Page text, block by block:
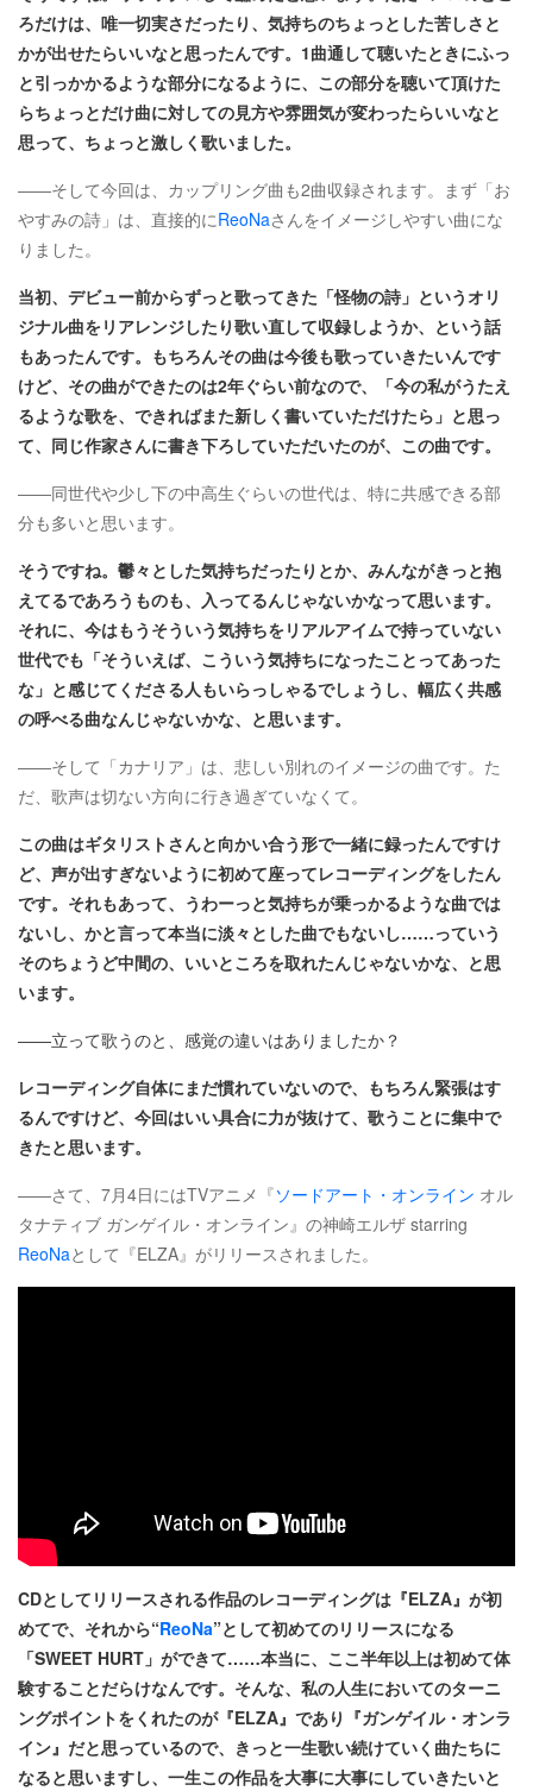
ろだけは、唯一切実さだったり、気持ちのちょっとした苦しさと
かが出せたらいいなと思ったんです。1曲通して聴いたときにふっ
と引っかかるような部分になるように、この部分を聴いて頂けた
らちょっとだけ曲に対しての見方や雰囲気が変わったらいいなと
思って、ちょっと激しく歌いました。
――そして今回は、カップリング曲も2曲収録されます。まず「お
やすみの詩」は、直接的にReoNaさんをイメージしやすい曲にな
りました。
当初、デビュー前からずっと歌ってきた「怪物の詩」というオリ
ジナル曲をリアレンジしたり歌い直して収録しようか、という話
もあったんです。もちろんその曲は今後も歌っていきたいんです
けど、その曲ができたのは2年ぐらい前なので、「今の私がうたえ
るような歌を、できればまた新しく書いていただけたら」と思っ
て、同じ作家さんに書き下ろしていただいたのが、この曲です。
――同世代や少し下の中高生ぐらいの世代は、特に共感できる部
分も多いと思います。
そうですね。鬱々とした気持ちだったりとか、みんながきっと抱
えてるであろうものも、入ってるんじゃないかなって思います。
それに、今はもうそういう気持ちをリアルアイムで持っていない
世代でも「そういえば、こういう気持ちになったことってあった
な」と感じてくださる人もいらっしゃるでしょうし、幅広く共感
の呼べる曲なんじゃないかな、と思います。
――そして「カナリア」は、悲しい別れのイメージの曲です。た
だ、歌声は切ない方向に行き過ぎていなくて。
この曲はギタリストさんと向かい合う形で一緒に録ったんですけ
ど、声が出すぎないように初めて座ってレコーディングをしたん
です。それもあって、うわーっと気持ちが乗っかるような曲では
ないし、かと言って本当に淡々とした曲でもないし……っていう
そのちょうど中間の、いいところを取れたんじゃないかな、と思
います。
――立って歌うのと、感覚の違いはありましたか？
レコーディング自体にまだ慣れていないので、もちろん緊張はす
るんですけど、今回はいい具合に力が抜けて、歌うことに集中で
きたと思います。
――さて、7月4日にはTVアニメ『ソードアート・オンライン オル
タナティブ ガンゲイル・オンライン』の神崎エルザ starring
ReoNaとして『ELZA』がリリースされました。
CDとしてリリースされる作品のレコーディングは『ELZA』が初
めてで、それから“ReoNa”として初めてのリリースになる
「SWEET HURT」ができて……本当に、ここ半年以上は初めて体
験することだらけなんです。そんな、私の人生においてのターニ
ングポイントをくれたのが『ELZA』であり『ガンゲイル・オンラ
イン』だと思っているので、きっと一生歌い続けていく曲たちに
なると思いますし、一生この作品を大事に大事にしていきたいと